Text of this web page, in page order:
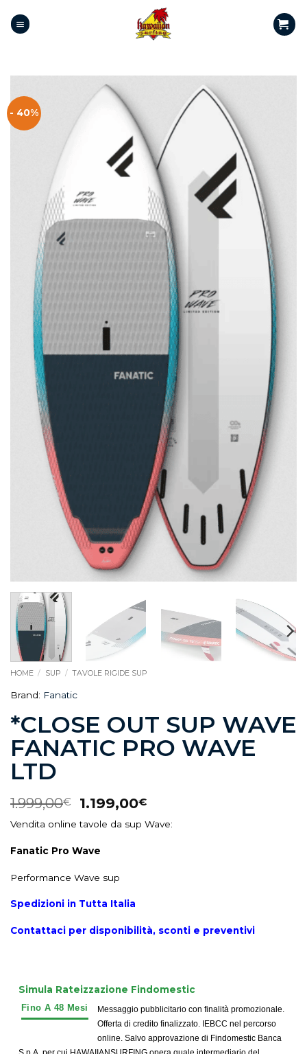
- 40%
HOME / SUP / TAVOLE RIGIDE SUP
Brand: Fanatic
*CLOSE OUT SUP WAVE
FANATIC PRO WAVE
LTD
1.999,00€ 1.199,00€
Vendita online tavole da sup Wave:
Fanatic Pro Wave
Performance Wave sup
Spedizioni in Tutta Italia
Contattaci per disponibilità, sconti e preventivi
Simula Rateizzazione Findomestic
Messaggio pubblicitario con finalità promozionale.
Offerta di credito finalizzato. IEBCC nel percorso
online. Salvo approvazione di Findomestic Banca